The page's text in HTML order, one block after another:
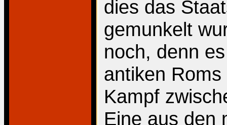
dies das
gemunkelt
noch, denn
antiken
Kampf
Eine aus den